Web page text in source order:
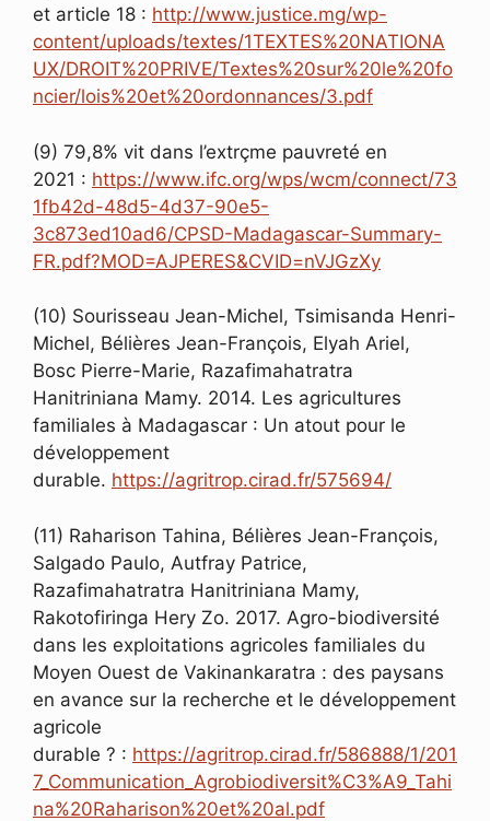
et article 18 : http://www.justice.mg/wp-
content/uploads/textes/1TEXTES%20NATIONA
UX/DROIT%20PRIVE/Textes%20sur%20le%20fo
ncier/lois%20et%20ordonnances/3.pdf
(9) 79,8% vit dans l’extrçme pauvreté en
2021 : https://www.ifc.org/wps/wcm/connect/73
1fb42d-48d5-4d37-90e5-
3c873ed10ad6/CPSD-Madagascar-Summary-
FR.pdf?MOD=AJPERES&CVID=nVJGzXy
(10) Sourisseau Jean-Michel, Tsimisanda Henri-
Michel, Bélières Jean-François, Elyah Ariel,
Bosc Pierre-Marie, Razafimahatratra
Hanitriniana Mamy. 2014. Les agricultures
familiales à Madagascar : Un atout pour le
développement
durable. https://agritrop.cirad.fr/575694/
(11) Raharison Tahina, Bélières Jean-François,
Salgado Paulo, Autfray Patrice,
Razafimahatratra Hanitriniana Mamy,
Rakotofiringa Hery Zo. 2017. Agro-biodiversité
dans les exploitations agricoles familiales du
Moyen Ouest de Vakinankaratra : des paysans
en avance sur la recherche et le développement
agricole
durable ? : https://agritrop.cirad.fr/586888/1/201
7_Communication_Agrobiodiversit%C3%A9_Tahi
na%20Raharison%20et%20al.pdf